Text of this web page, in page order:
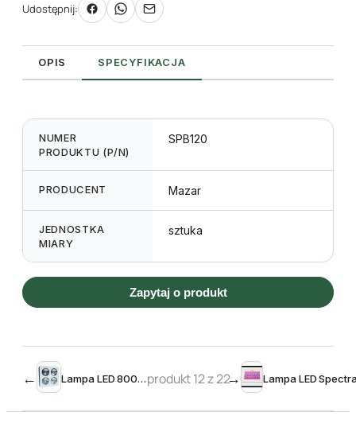
Udostępnij:
OPIS SPECYFIKACJA
NUMER
PRODUKTU (P/N)
SPB120
PRODUCENT Mazar
JEDNOSTKA
MIARY
sztuka
Zapytaj o produkt
← Lampa LED 800W plusprodukt 12 z 22→